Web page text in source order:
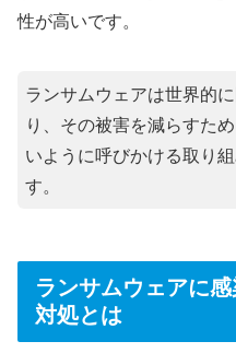
性が高いです。
ランサムウェアは世界的
り、その被害を減らすた
いように呼びかける取り
す。
ランサムウェアに
対処とは